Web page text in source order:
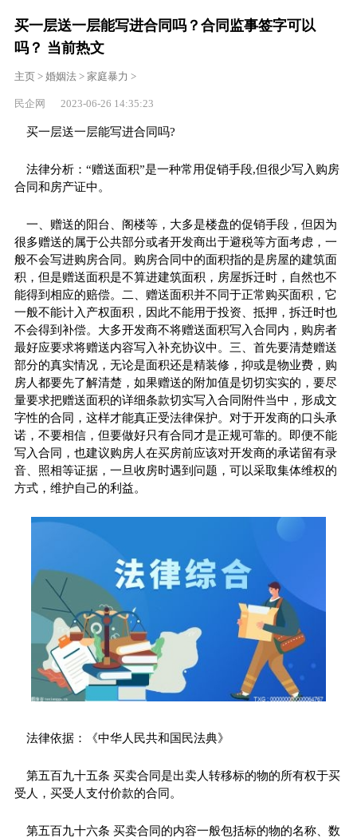
买一层送一层能写进合同吗？合同监事签字可以
吗？ 当前热文
主页> 婚姻法> 家庭暴力 >
民企网 2023-06-26 14:35:23
买一层送一层能写进合同吗?
法律分析：“赠送面积”是一种常用促销手段,但很少写入购房
合同和房产证中。
一、赠送的阳台、阁楼等，大多是楼盘的促销手段，但因为
很多赠送的属于公共部分或者开发商出于避税等方面考虑，一
般不会写进购房合同。购房合同中的面积指的是房屋的建筑面
积，但是赠送面积是不算进建筑面积，房屋拆迁时，自然也不
能得到相应的赔偿。二、赠送面积并不同于正常购买面积，它
一般不能计入产权面积，因此不能用于投资、抵押，拆迁时也
不会得到补偿。大多开发商不将赠送面积写入合同内，购房者
最好应要求将赠送内容写入补充协议中。三、首先要清楚赠送
部分的真实情况，无论是面积还是精装修，抑或是物业费，购
房人都要先了解清楚，如果赠送的附加值是切切实实的，要尽
量要求把赠送面积的详细条款切实写入合同附件当中，形成文
字性的合同，这样才能真正受法律保护。对于开发商的口头承
诺，不要相信，但要做好只有合同才是正规可靠的。即便不能
写入合同，也建议购房人在买房前应该对开发商的承诺留有录
音、照相等证据，一旦收房时遇到问题，可以采取集体维权的
方式，维护自己的利益。
法律依据：《中华人民共和国民法典》
第五百九十五条 买卖合同是出卖人转移标的物的所有权于买
受人，买受人支付价款的合同。
第五百九十六条 买卖合同的内容一般包括标的物的名称、数